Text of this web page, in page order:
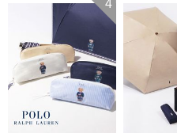
4
UNISEX